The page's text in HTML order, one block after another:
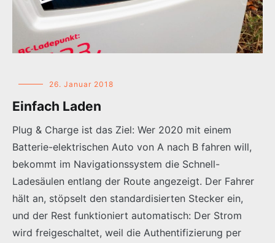
26. Januar 2018
Einfach Laden
Plug & Charge ist das Ziel: Wer 2020 mit einem
Batterie-elektrischen Auto von A nach B fahren will,
bekommt im Navigationssystem die Schnell-
Ladesäulen entlang der Route angezeigt. Der Fahrer
hält an, stöpselt den standardisierten Stecker ein,
und der Rest funktioniert automatisch: Der Strom
wird freigeschaltet, weil die Authentifizierung per